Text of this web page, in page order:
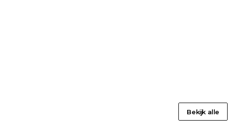
Bekijk alle